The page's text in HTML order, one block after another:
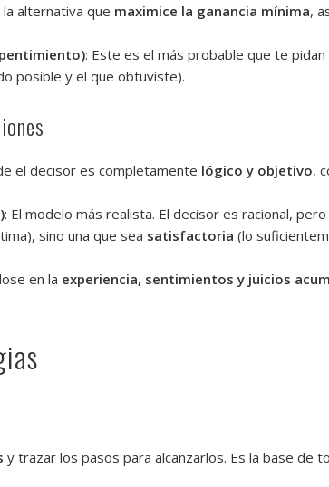
la alternativa que maximice la ganancia mínima,
: Este es el más probable que te
posible y el que obtuviste).
el decisor es completamente lógico y objetivo,
: El modelo más realista. El decisor es racional,
sino una que sea satisfactoria (lo
en la experiencia, sentimientos y juicios
y trazar los pasos para alcanzarlos. Es la base de